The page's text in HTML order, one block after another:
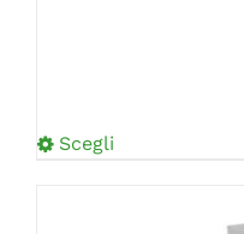
Scegli